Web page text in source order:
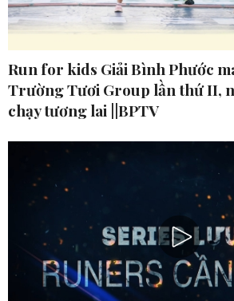
Run for kids Giải Bình Phước
Trường Tươi Group lần thứ II,
chạy tương lai ||BPTV